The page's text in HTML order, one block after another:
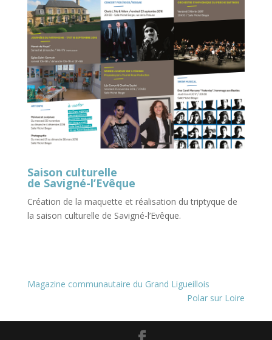
Saison culturelle
de Savigné-l’Evêque
Création de la maquette et réalisation du triptyque de
la saison culturelle de Savigné-l’Evêque.
Magazine communautaire du Grand Ligueillois
Polar sur Loire